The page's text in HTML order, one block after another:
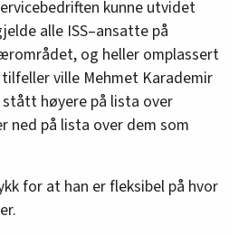
kunne utvidet
alle ISS–ansatte på
og heller omplassert
ville Mehmet Karademir
høyere på lista over
ned på lista over dem som
for at han er fleksibel på hvor